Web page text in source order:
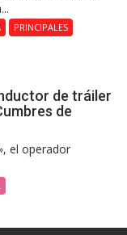
PRINCIPALES
de tráiler
de
el operador